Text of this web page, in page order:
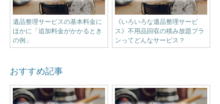
遺品整理サービスの基本料金に
ほかに「追加料金がかかるとき
の例」
《いろいろな遺品整理サービ
ス》不用品回収の積み放題プラ
ンってどんなサービス？
おすすめ記事